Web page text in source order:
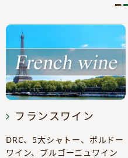
フランスワイン
DRC、5大シャトー、ボルドー
ワイン、ブルゴーニュワイン